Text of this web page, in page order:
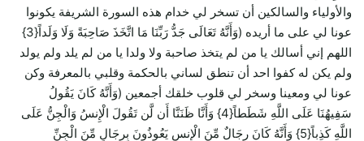
والأولياء والسالكين أن تسخر لي خدام هذه السورة الشريفة يكونوا
عونا لي على ما أريده (وَأَنَّهُ تَعَالَى جَدُّ رَبِّنَا مَا اتَّخَذَ صَاحِبَةً وَلَا وَلَداً{3}
اللهم إني أسالك يا من لم يتخذ صاحبة ولا ولدا يا من لم يلد ولم يولد
ولم يكن له كفوا احد أن تنطق لساني بالحكمة وقلبي بالمعرفة وكن
عونا لي ومعينا وسخر لي قلوب خلقك أجمعين (وَأَنَّهُ كَانَ يَقُولُ
سَفِيهُنَا عَلَى اللَّهِ شَطَطاً{4} وَأَنَّا ظَنَنَّا أَن لَّن تَقُولَ الْإِنسُ وَالْجِنُّ عَلَى
اللَّهِ كَذِباً{5} وَأَنَّهُ كَانَ رِجَالٌ مِّنَ الْإِنسِ يَعُوذُونَ بِرِجَالٍ مِّنَ الْجِنِّ